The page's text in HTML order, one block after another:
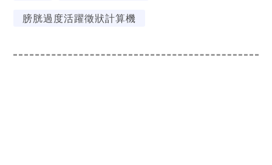
膀胱過度活躍徵狀計算機